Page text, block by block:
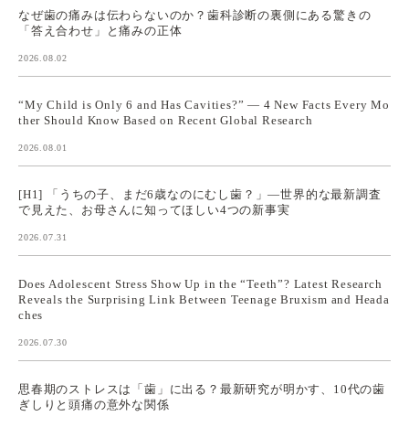
なぜ歯の痛みは伝わらないのか？歯科診断の裏側にある驚きの
「答え合わせ」と痛みの正体
2026.08.02
“My Child is Only 6 and Has Cavities?” — 4 New Facts Every Mo
ther Should Know Based on Recent Global Research
2026.08.01
[H1] 「うちの子、まだ6歳なのにむし歯？」—世界的な最新調査
で見えた、お母さんに知ってほしい4つの新事実
2026.07.31
Does Adolescent Stress Show Up in the “Teeth”? Latest Research
Reveals the Surprising Link Between Teenage Bruxism and Heada
ches
2026.07.30
思春期のストレスは「歯」に出る？最新研究が明かす、10代の歯
ぎしりと頭痛の意外な関係